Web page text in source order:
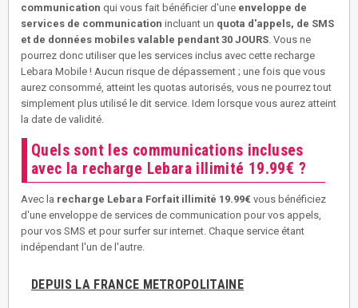
communication qui vous fait bénéficier d'une enveloppe de
services de communication incluant un quota d'appels, de SMS
et de données mobiles valable pendant 30 JOURS . Vous ne
pourrez donc utiliser que les services inclus avec cette recharge
Lebara Mobile ! Aucun risque de dépassement ; une fois que vous
aurez consommé, atteint les quotas autorisés, vous ne pourrez tout
simplement plus utilisé le dit service. Idem lorsque vous aurez atteint
la date de validité.
Quels sont les communications incluses
avec la recharge Lebara illimité 19.99€ ?
Avec la recharge Lebara Forfait illimité 19.99€ vous bénéficiez
d'une enveloppe de services de communication pour vos appels,
pour vos SMS et pour surfer sur internet. Chaque service étant
indépendant l'un de l'autre.
DEPUIS LA FRANCE METROPOLITAINE